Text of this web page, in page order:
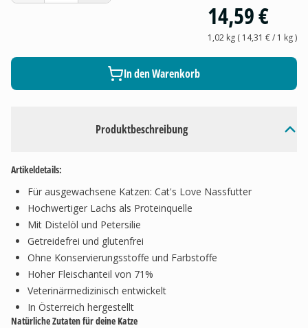
Produktbeschreibung
Artikeldetails:
Für ausgewachsene Katzen: Cat's Love Nassfutter
Hochwertiger Lachs als Proteinquelle
Mit Distelöl und Petersilie
Getreidefrei und glutenfrei
Ohne Konservierungsstoffe und Farbstoffe
Hoher Fleischanteil von 71%
Veterinärmedizinisch entwickelt
In Österreich hergestellt
Natürliche Zutaten für deine Katze
14,59 €
1,02 kg( 14,31 €/ 1 kg)
In den Warenkorb